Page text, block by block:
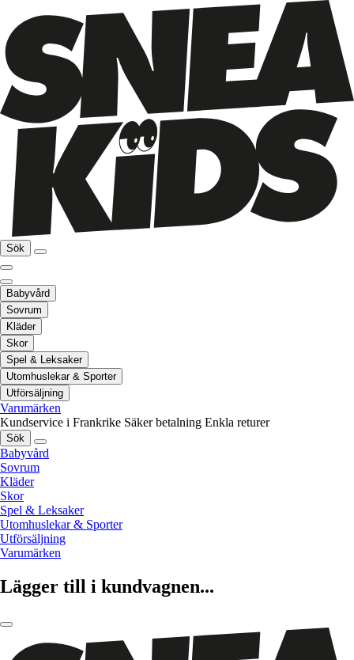
Sök
Babyvård
Sovrum
Kläder
Skor
Spel & Leksaker
Utomhuslekar & Sporter
Utförsäljning
Varumärken
Kundservice i Frankrike Säker betalning Enkla returer
Sök
Babyvård
Sovrum
Kläder
Skor
Spel & Leksaker
Utomhuslekar & Sporter
Utförsäljning
Varumärken
Lägger till i kundvagnen...